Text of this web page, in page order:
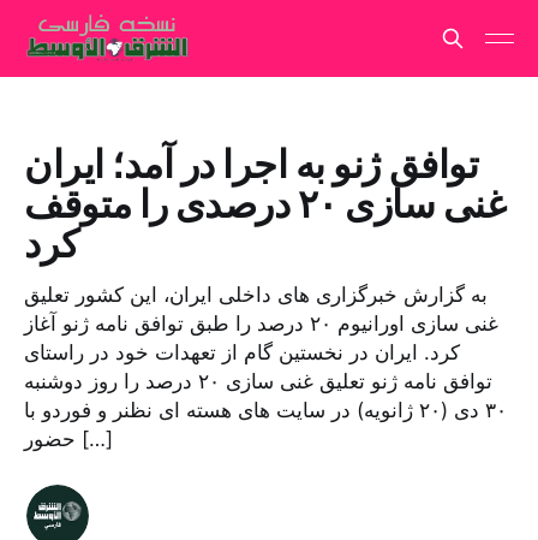
توافق ژنو به اجرا در آمد؛ ایران
غنی سازی ۲۰ درصدی را متوقف
کرد
به گزارش خبرگزاری های داخلی ایران، این کشور تعلیق
غنی سازی اورانیوم ۲۰ درصد را طبق توافق نامه ژنو آغاز
کرد. ایران در نخستین گام از تعهدات خود در راستای
توافق نامه ژنو تعلیق غنی سازی ۲۰ درصد را روز دوشنبه
۳۰ دی (۲۰ ژانویه) در سایت های هسته ای نظنر و فوردو با
حضور […]